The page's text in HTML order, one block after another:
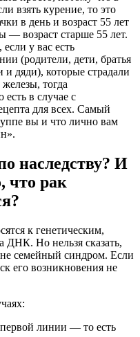
взять курение, то это
в день и возраст 55 лет
— возраст старше 55 лет.
у вас есть
(родители, дети, братья
дяди), которые страдали
тогда
в случае с
для всех. Самый
вы и что лично вам
наследству? И
что рак
к генетическим,
ДНК. Но нельзя сказать,
семейный синдром. Если
его возникновения не
линии — то есть